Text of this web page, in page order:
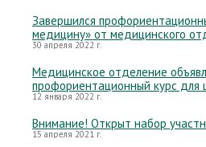
Завершился
медицину» от медицинского
30 апреля 2022 г.
Медицинское отделение
профориентационный курс для
12 января 2022 г.
Внимание! Открыт набор
15 апреля 2021 г.